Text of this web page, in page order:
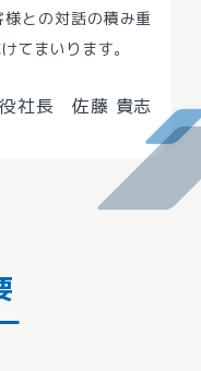
との対話の積み重
てまいります。
社長 佐藤 貴志